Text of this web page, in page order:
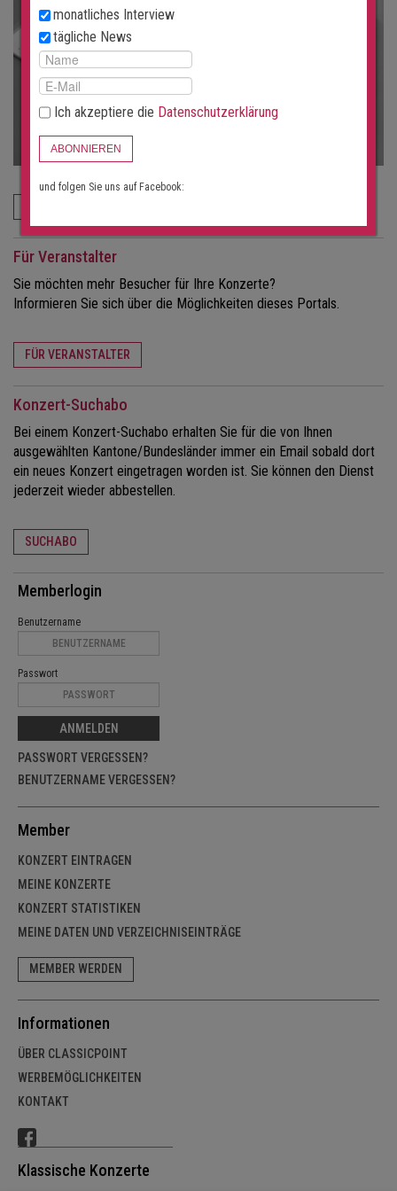
Für Veranstalter
Sie möchten mehr Besucher für Ihre Konzerte?
Informieren Sie sich über die Möglichkeiten dieses Portals.
FÜR VERANSTALTER
Konzert-Suchabo
Bei einem Konzert-Suchabo erhalten Sie für die von Ihnen
ausgewählten Kantone/Bundesländer immer ein Email sobald dort
ein neues Konzert eingetragen worden ist. Sie können den Dienst
jederzeit wieder abbestellen.
SUCHABO
Memberlogin
Benutzername
Passwort
ANMELDEN
PASSWORT VERGESSEN?
BENUTZERNAME VERGESSEN?
Member
KONZERT EINTRAGEN
MEINE KONZERTE
KONZERT STATISTIKEN
MEINE DATEN UND VERZEICHNISEINTRÄGE
MEMBER WERDEN
Informationen
ÜBER CLASSICPOINT
WERBEMÖGLICHKEITEN
KONTAKT
Klassische Konzerte
monatliches Interview
tägliche News
Ich akzeptiere die Datenschutzerklärung
ABONNIEREN
und folgen Sie uns auf Facebook: